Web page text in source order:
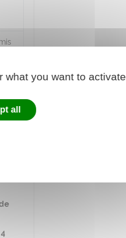
4
what you want to activate
all